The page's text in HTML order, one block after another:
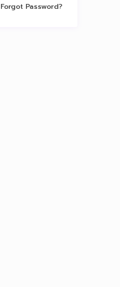
Forgot Password?